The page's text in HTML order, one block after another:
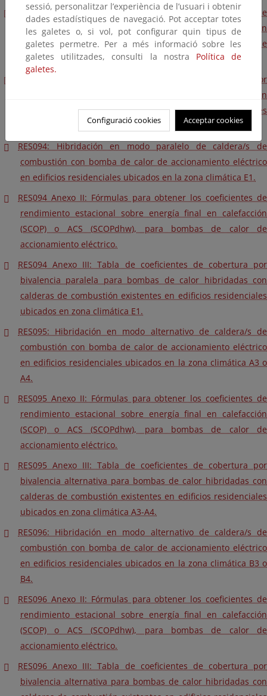
RES093 Anexo II: Fórmulas para obtener los coeficientes de
rendimiento estacional sobre energía final en calefacción
(SCOP) o ACS (SCOPdhw), para bombas de calor de
accionamiento eléctrico.
RES093 Anexo III: Tabla de coeficientes de cobertura por
bivalencia paralela para bombas de calor hibridadas con
calderas de combustión existentes en edificios residenciales
ubicados en zona climática D1-D3.
RES094: Hibridación en modo paralelo de caldera/s de
combustión con bomba de calor de accionamiento eléctrico
en edificios residenciales ubicados en la zona climática E1.
RES094 Anexo II: Fórmulas para obtener los coeficientes de
rendimiento estacional sobre energía final en calefacción
(SCOP) o ACS (SCOPdhw), para bombas de calor de
accionamiento eléctrico.
RES094 Anexo III: Tabla de coeficientes de cobertura por
bivalencia paralela para bombas de calor hibridadas con
calderas de combustión existentes en edificios residenciales
ubicados en zona climática E1.
RES095: Hibridación en modo alternativo de caldera/s de
combustión con bomba de calor de accionamiento eléctrico
en edificios residenciales ubicados en la zona climática A3 o
A4.
RES095 Anexo II: Fórmulas para obtener los coeficientes de
rendimiento estacional sobre energía final en calefacción
(SCOP) o ACS (SCOPdhw), para bombas de calor de
accionamiento eléctrico.
RES095 Anexo III: Tabla de coeficientes de cobertura por
bivalencia alternativa para bombas de calor hibridadas con
calderas de combustión existentes en edificios residenciales
ubicados en zona climática A3-A4.
RES096: Hibridación en modo alternativo de caldera/s de
combustión con bomba de calor de accionamiento eléctrico
en edificios residenciales ubicados en la zona climática B3 o
B4.
RES096 Anexo II: Fórmulas para obtener los coeficientes de
rendimiento estacional sobre energía final en calefacción
(SCOP) o ACS (SCOPdhw), para bombas de calor de
accionamiento eléctrico.
RES096 Anexo III: Tabla de coeficientes de cobertura por
bivalencia alternativa para bombas de calor hibridadas con
sessió, personalitzar l’experiència de l’usuari i obtenir
dades estadístiques de navegació. Pot acceptar totes
les galetes o, si vol, pot configurar quin tipus de
galetes permetre. Per a més informació sobre les
galetes utilitzades, consulti la nostra Política de
galetes.
Configuració cookies Acceptar cookies